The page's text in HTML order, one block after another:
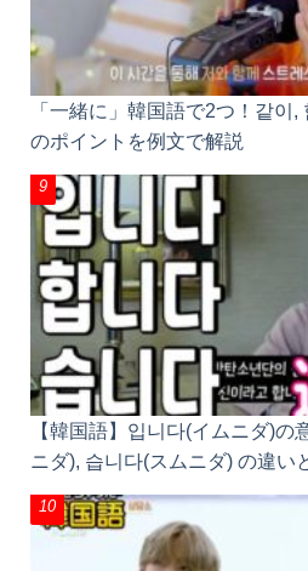
「一緒に」韓国語で2つ！같이
のポイントを例文で解説
【韓国語】입니다(イムニダ)の
ニダ), 습니다(スムニダ) の違い